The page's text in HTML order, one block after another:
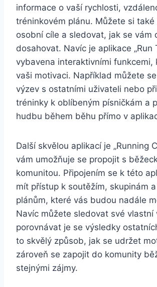
informace o vaší rychlosti,
tréninkovém plánu. Můžete si
osobní cíle a sledovat, jak se vám
dosahovat. Navíc je aplikace „Run
vybavena interaktivními funkcemi,
vaši motivaci. Například můžete
výzev s ostatními uživateli nebo
tréninky k oblíbeným písničkám a
hudbu během běhu přímo v
Další skvělou aplikací je „Running
vám umožňuje se propojit s
komunitou. Připojením se k této
mít přístup k soutěžím, skupinám
plánům, které vás budou nadále
Navíc můžete sledovat své vlastní
porovnávat je se výsledky
to skvělý způsob, jak se udržet
zároveň se zapojit do komunity
stejnými zájmy.